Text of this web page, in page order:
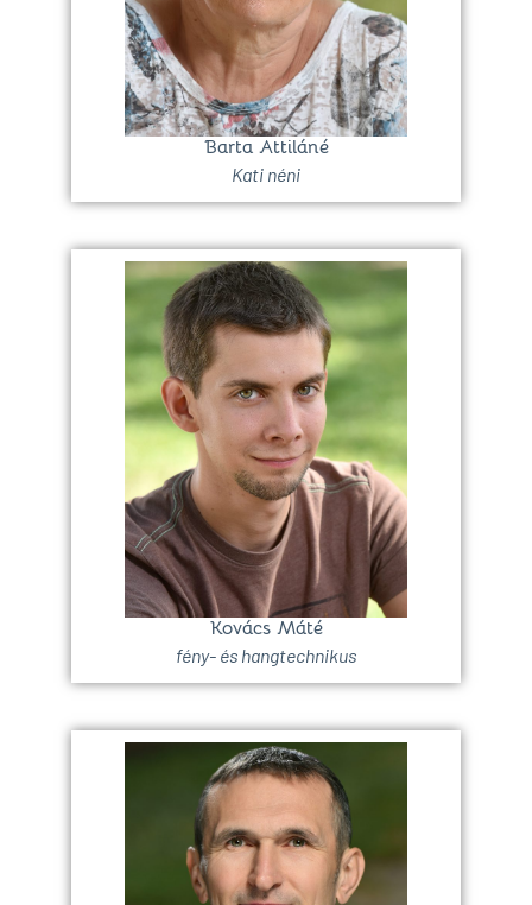
Barta Attiláné
Kati néni
Kovács Máté
fény- és hangtechnikus